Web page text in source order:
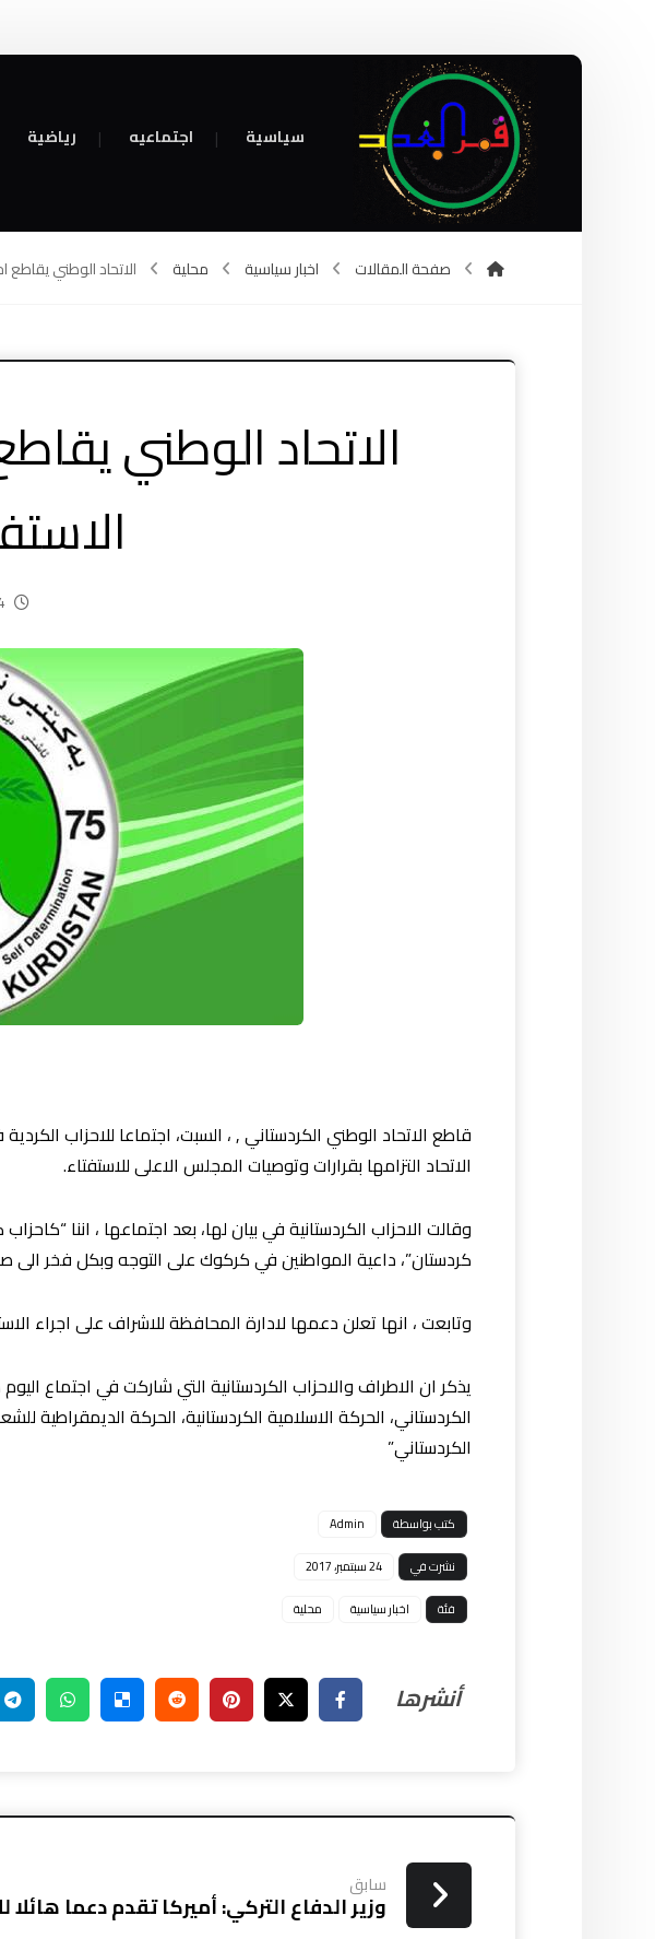
سياسية اجتماعيه رياضية
صفحة المقالات اخبار سياسية محلية الاتحاد الوطني
الاتحاد الوطني
24
قاطع الاتحاد الوطني الكردستاني , ، السبت، اجتماعا للاحزاب
الاتحاد التزامها بقرارات وتوصيات المجلس الاعلى للاستفتاء.
وقالت الاحزاب الكردستانية في بيان لها، بعد اجتماعها ، اننا
كردستان”، داعية المواطنين في كركوك على التوجه وبكل فخر الى صناديق
وتابعت ، انها تعلن دعمها لادارة المحافظة للاشراف على اجراء
يذكر ان الاطراف والاحزاب الكردستانية التي شاركت في اجتماع
الكردستاني، الحركة الاسلامية الكردستانية، الحركة
الكردستاني”
كتب بواسطة
Admin
نشرت في
24 سبتمبر، 2017
فئة
اخبار سياسية محلية
سابق
وزير الدفاع التركي: أميركا تقدم دعما هائلا